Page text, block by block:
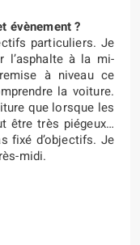
évènement ?
particuliers. Je
l’asphalte à la mi-
à niveau ce
la voiture.
que lorsque les
être très piégeux…
fixé d’objectifs. Je
midi.